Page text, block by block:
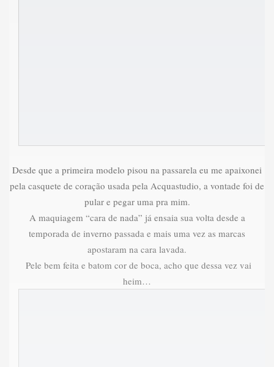
Desde que a primeira modelo pisou na passarela eu me apaixonei
pela casquete de coração usada pela Acquastudio, a vontade foi de
pular e pegar uma pra mim.
A maquiagem “cara de nada” já ensaia sua volta desde a
temporada de inverno passada e mais uma vez as marcas
apostaram na cara lavada.
Pele bem feita e batom cor de boca, acho que dessa vez vai
heim…